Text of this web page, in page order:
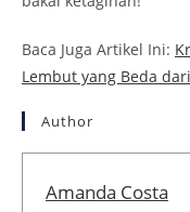
Baca Juga Artikel Ini:
Lembut yang Beda
Author
Amanda Costa